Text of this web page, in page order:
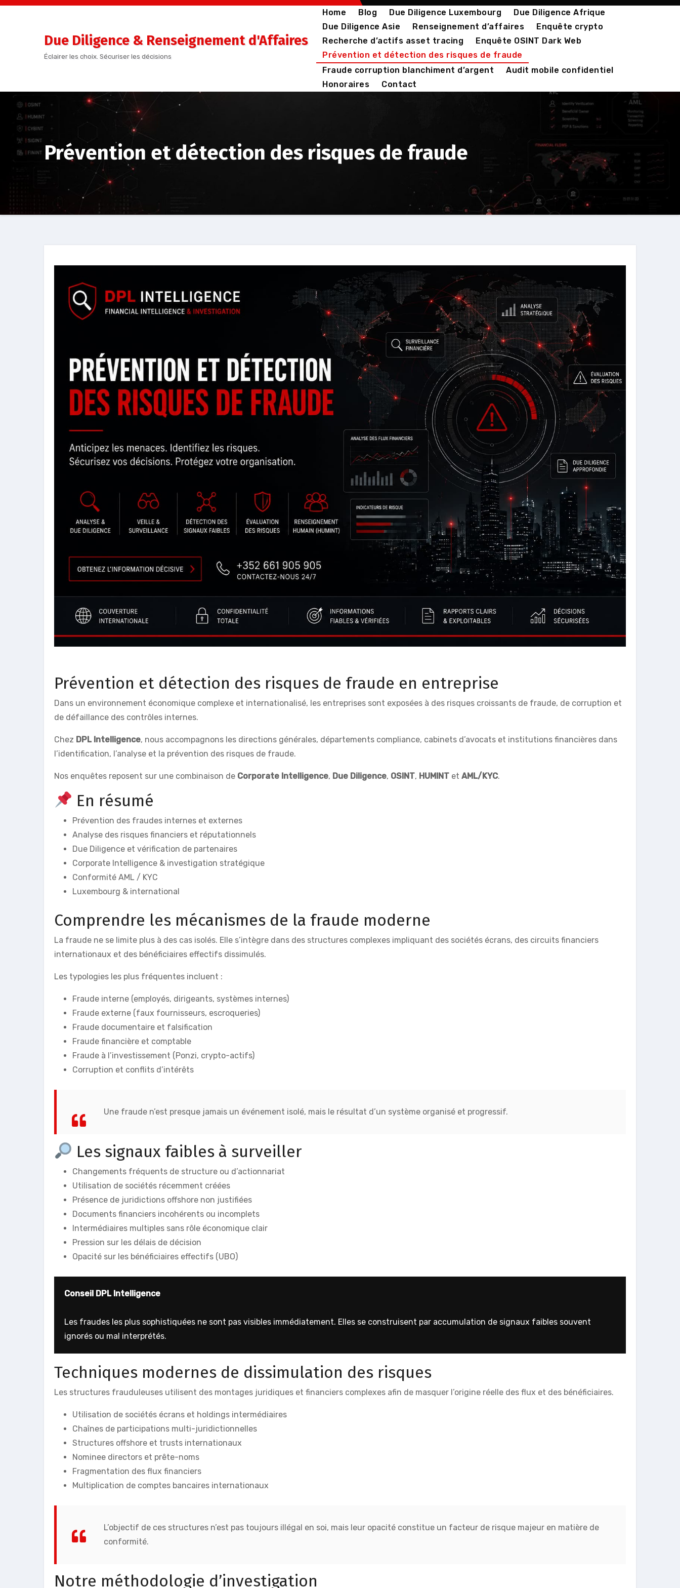
Aller
Due Diligence & Renseignement d'Affaires
Éclairer les choix. Sécuriser les décisions
Home Blog Due Diligence Luxembourg
Due Diligence Afrique
Due Diligence Asie
Renseignement d’affaires
Enquête crypto
Recherche d’actifs asset tracing
Enquête OSINT Dark Web
Prévention et détection des risques de fraude
Fraude corruption blanchiment d’argent
Audit mobile confidentiel
Honoraires
Contact
Prévention et détection des risques de fraude
Prévention et détection des risques de fraude en entreprise
Dans un environnement économique complexe et internationalisé, les entreprises sont exposées à des risques croissants de fraude, de corruption et
de défaillance des contrôles internes.
Chez DPL Intelligence, nous accompagnons les directions générales, départements compliance, cabinets d’avocats et institutions financières dans
l’identification, l’analyse et la prévention des risques de fraude.
Nos enquêtes reposent sur une combinaison de Corporate Intelligence, Due Diligence, OSINT, HUMINT et AML/KYC.
En résumé
Prévention des fraudes internes et externes
Analyse des risques financiers et réputationnels
Due Diligence et vérification de partenaires
Corporate Intelligence & investigation stratégique
Conformité AML / KYC
Luxembourg & international
Comprendre les mécanismes de la fraude moderne
La fraude ne se limite plus à des cas isolés. Elle s’intègre dans des structures complexes impliquant des sociétés écrans, des circuits financiers
internationaux et des bénéficiaires effectifs dissimulés.
Les typologies les plus fréquentes incluent :
Fraude interne (employés, dirigeants, systèmes internes)
Fraude externe (faux fournisseurs, escroqueries)
Fraude documentaire et falsification
Fraude financière et comptable
Fraude à l’investissement (Ponzi, crypto-actifs)
Corruption et conflits d’intérêts
Une fraude n’est presque jamais un événement isolé, mais le résultat d’un système organisé et progressif.
Les signaux faibles à surveiller
Changements fréquents de structure ou d’actionnariat
Utilisation de sociétés récemment créées
Présence de juridictions offshore non justifiées
Documents financiers incohérents ou incomplets
Intermédiaires multiples sans rôle économique clair
Pression sur les délais de décision
Opacité sur les bénéficiaires effectifs (UBO)
Conseil DPL Intelligence
Les fraudes les plus sophistiquées ne sont pas visibles immédiatement. Elles se construisent par accumulation de signaux faibles souvent
ignorés ou mal interprétés.
Techniques modernes de dissimulation des risques
Les structures frauduleuses utilisent des montages juridiques et financiers complexes afin de masquer l’origine réelle des flux et des bénéficiaires.
Utilisation de sociétés écrans et holdings intermédiaires
Chaînes de participations multi-juridictionnelles
Structures offshore et trusts internationaux
Nominee directors et prête-noms
Fragmentation des flux financiers
Multiplication de comptes bancaires internationaux
L’objectif de ces structures n’est pas toujours illégal en soi, mais leur opacité constitue un facteur de risque majeur en matière de
conformité.
Notre méthodologie d’investigation